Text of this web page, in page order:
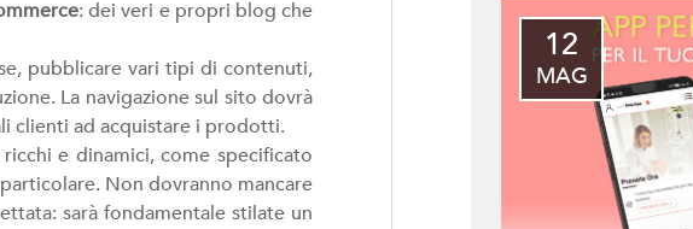
: dei veri e propri blog che
pubblicare vari tipi di contenuti,
La navigazione sul sito dovrà
clienti ad acquistare i prodotti.
e dinamici, come specificato
Non dovranno mancare
sarà fondamentale stilate un
12
MAG
APP IOS / ANDROID
Realizziamo Applicazioni Native per iOS e Android
Design e Funzionalità